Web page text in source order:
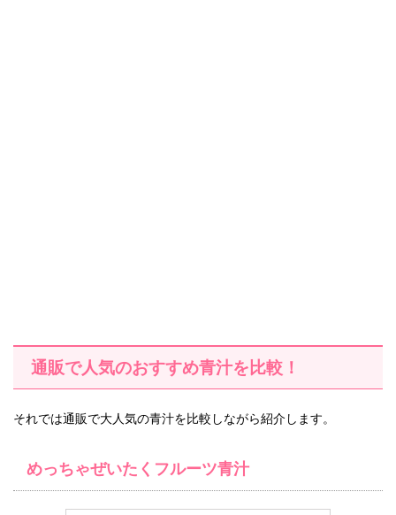
通販で人気のおすすめ青汁を比較！
それでは通販で大人気の青汁を比較しながら紹介します。
めっちゃぜいたくフルーツ青汁